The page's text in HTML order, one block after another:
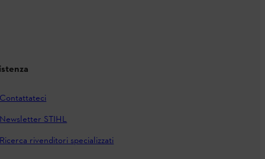
Contattateci
Newsletter STIHL
Ricerca rivenditori specializzati